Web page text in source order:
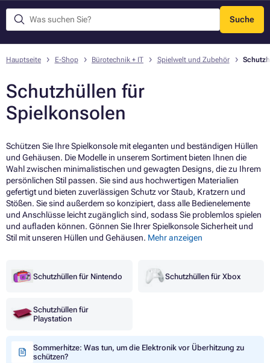
Suche
Menü
Hauptseite E-Shop Bürotechnik + IT Spielwelt und Zubehör
Schutzhüllen für
Spielkonsolen
Schützen Sie Ihre Spielkonsole mit eleganten und beständigen Hüllen
und Gehäusen. Die Modelle in unserem Sortiment bieten Ihnen die
Wahl zwischen minimalistischen und gewagten Designs, die zu Ihrem
persönlichen Stil passen. Sie sind aus hochwertigen Materialien
gefertigt und bieten zuverlässigen Schutz vor Staub, Kratzern und
Stößen. Sie sind außerdem so konzipiert, dass alle Bedienelemente
und Anschlüsse leicht zugänglich sind, sodass Sie problemlos spielen
und aufladen können. Gönnen Sie Ihrer Spielkonsole Sicherheit und
Stil mit unseren Hüllen und Gehäusen. Mehr anzeigen
Schutzhüllen für Nintendo Schutzhüllen für Xbox
Schutzhüllen für
Playstation
Sommerhitze: Was tun, um die Elektronik vor Überhitzung zu
schützen?